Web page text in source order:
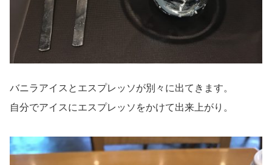
バニラアイスとエスプレッソが別々に出てきます。
自分でアイスにエスプレッソをかけて出来上がり。